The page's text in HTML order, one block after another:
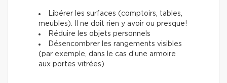
Libérer les surfaces (comptoirs, tables,
meubles). Il ne doit rien y avoir ou presque!
Réduire les objets personnels
Désencombrer les rangements visibles
(par exemple, dans le cas d’une armoire
aux portes vitrées)